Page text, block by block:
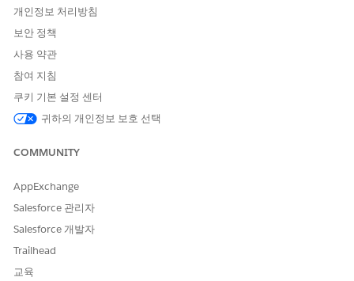
개인정보 처리방침
보안 정책
사용 약관
참여 지침
쿠키 기본 설정 센터
귀하의 개인정보 보호 선택
COMMUNITY
AppExchange
Salesforce 관리자
Salesforce 개발자
Trailhead
교육